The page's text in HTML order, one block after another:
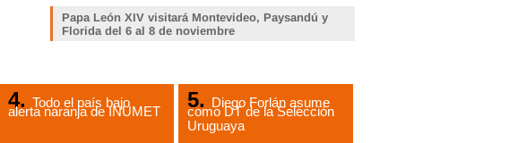
Papa León XIV visitará Montevideo, Paysandú y
Florida del 6 al 8 de noviembre
Todo el país bajo
alerta naranja de INUMET
Diego Forlán asume
como DT de la Selección
Uruguaya